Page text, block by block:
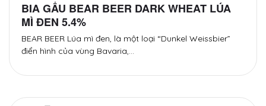
BIA GẤU BEAR BEER DARK WHEAT LÚA
MÌ ĐEN 5.4%
BEAR BEER Lúa mì đen, là một loại “Dunkel Weissbier”
điển hình của vùng Bavaria,…